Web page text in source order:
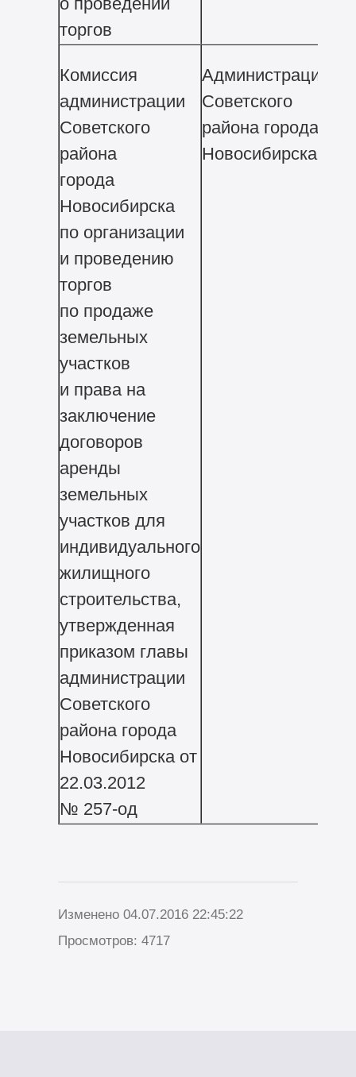
торгов
Комиссия
администрации
Советского
района
города
Новосибирска
по организации
и проведению
торгов
по продаже
земельных
участков
и права на
заключение
договоров
аренды
земельных
участков для
индивидуального
жилищного
строительства,
утвержденная
приказом главы
администрации
Советского
района города
Новосибирска от
22.03.2012
№ 257-од
Администрация
Советского
района города
Новосибирска
Изменено 04.07.2016 22:45:22
Просмотров: 4717